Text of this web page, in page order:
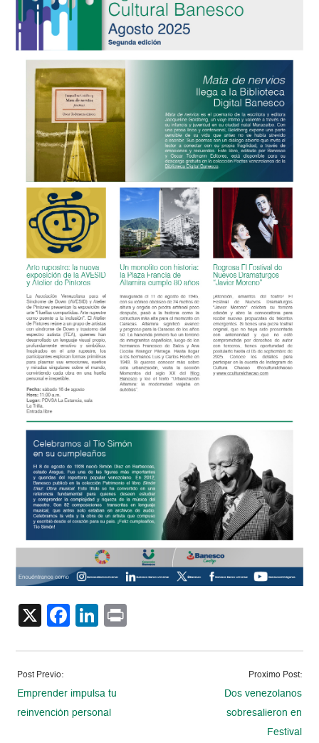
X Facebook
LinkedIn
Post Previo:
Emprender impulsa tu
reinvención personal
Proximo Post:
Dos venezolanos
sobresalieron en
Festival